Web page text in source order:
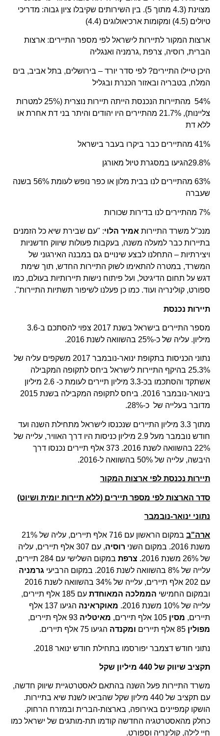
מצוינת (4.3 מתוך 5). בין השירותים שקיבלו ציון גבוה: מדריכי
טיולים (4.5) ומקומות ארכיאולוגים (4.4)
ארצות המקור לתיירות לישראל לפי מספר התיירים: ארצות
הברית, רוסיה, צרפת ,גרמניה ואנגליה
היכן טיילו התיירים? לפי סדר יורד – בירושלים, בתל אביב, בים
המלח, בטבריה ובאזור הכנרת ובגליל
54% מהתיירות הנכנסת הייתה תיירות נוצרית (25% למטרות
צליינות), 21.7% מהתיירים היו יהודים והיתר בני דת אחרת או
ללא דת
41% מהתיירים כבר ביקרו בעבר בישראל
29.8%הגיעו במסגרת טיול מאורגן
63% מהתיירים לנו בבית מלון או כפר נופש לעומת 56% בשנה
שעברה
7% מהתיירים לנו בדירות שכורות
מנכ"ל משרד התיירות אמיר הלוי: "עם שבירת שיא כל הזמנים
בתיירות כבר למעלה משנה, בעקבות פעולות שיווק חדשניות
ויצירתיות – התחלנו לבצע שינויים גם במבנה האירגוני של
המשרד, במטרה להתאימו לשוק התיירות החדש, תוך שימת
דגש על תחום הדיגיטל, ועל פיתוח נישות תיירותיות בעולם, כמו
ספורט, קולינריה ועוד. כמו כן פעלנו לשיפור תשתיות התיירות".
תיירות נכנסת
מספר התיירים בישראל בשנת 2017 צפוי להסתכם ב-3.6
מיליון. עליה של כ-25% בהשוואה לשנת 2016.
נתוני הכניסות בתקופת ינואר-נובמבר 2017 משקפים עליה של
25.3% בהיקף התיירות לישראל ביחס לתקופה המקבילה
אשתקד והסתכמו בכ-3.3 מיליון תיירים לעומת כ- 2.6 מיליון
בינואר-נובמבר 2016. ביחס לתקופה המקבילה בשנת 2015
מדובר בעלייה של כ-28%.
מתוך 3.3 מיליון התיירים שנכנסו לישראל מתחילת השנה ועד
חודש נובמבר מעל 2.9 מיליון כניסות היו דרך האוויר, עלייה של
22% בהשוואה לשנת 2016. 373 אלף תיירים נכנסו דרך
היבשה, עלייה של 50% בהשוואה ל-2016.
תיירות נכנסת לפי ארצות המקור
סדר הארצות לפי מספר תיירים (ללא תיירות יומית ושיוט)
נתוני ינואר-נובמבר
ארה"ב
במקום הראשון עם 716 אלף תיירים, עליה של 21%
משנת 2016. במקום השני
רוסיה
, עם 307 אלף תיירים, עליה
של 26% משנת 2016.
צרפת
במקום השלישי עם 284 תיירים,
עלייה של 8% בהשוואה לשנת 2016. במקום הרביעי
גרמניה
ובמקום החמישי הממלכה המאוחדת
עם 185 אלף תיירים,
עלייה של 10% משנת 2016.
מאוקראינה
הגיעו 137 אלף
תיירים, מסין מאיטליה
מפולין
ומקנדה הגיעו 75 אלף תיירים.
נתוני חודש דצמבר יפורסמו בתחילת חודש ינואר 2018.
תקציב שיווק של 440 מיליון שקל
משרד התיירות פעל השנה בהתאם לאסטרטגיית שיווק חדשה,
עם תקציב של 440 מיליון שקל שהביאו לשנת שיא בתיירות.
הושקו קמפיינים באירופה, בארצות-הברית ובמזרח הרחוק.
כחלק מהאסטרטגיה החדשה קודמו תת-מותגים של ישראל כמו
חיי לילה, קולינריה וספורט.